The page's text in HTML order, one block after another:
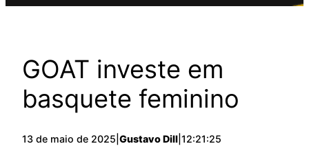
GOAT investe em
basquete feminino
13 de maio de 2025 Gustavo Dill 12:21:25